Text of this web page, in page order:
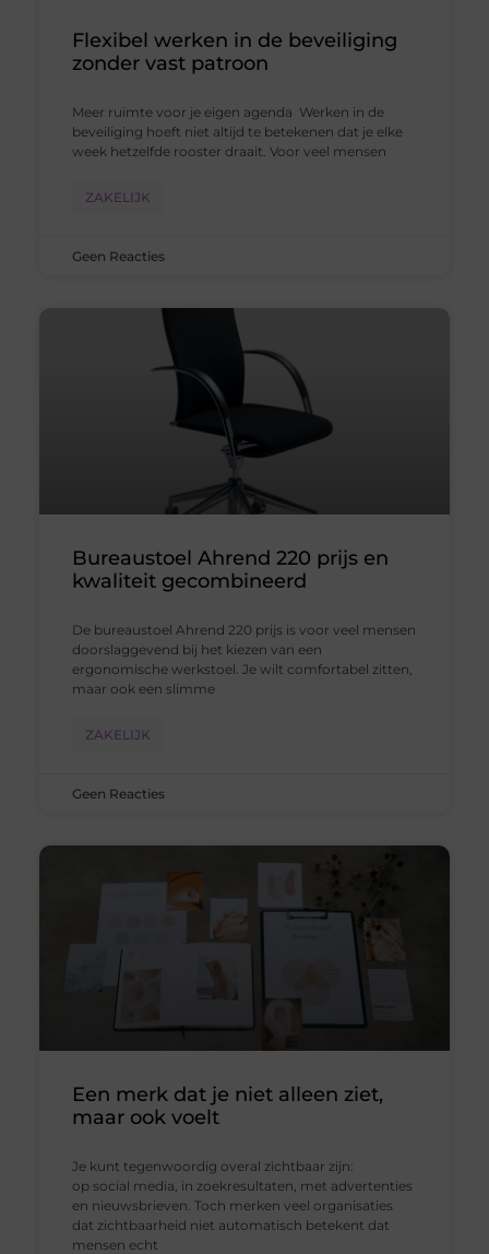
Flexibel werken in de beveiliging
zonder vast patroon
Meer ruimte voor je eigen agenda Werken in de
beveiliging hoeft niet altijd te betekenen dat je elke
week hetzelfde rooster draait. Voor veel mensen
ZAKELIJK
Geen Reacties
Bureaustoel Ahrend 220 prijs en
kwaliteit gecombineerd
De bureaustoel Ahrend 220 prijs is voor veel mensen
doorslaggevend bij het kiezen van een
ergonomische werkstoel. Je wilt comfortabel zitten,
maar ook een slimme
ZAKELIJK
Geen Reacties
Een merk dat je niet alleen ziet,
maar ook voelt
Je kunt tegenwoordig overal zichtbaar zijn:
op social media, in zoekresultaten, met advertenties
en nieuwsbrieven. Toch merken veel organisaties
dat zichtbaarheid niet automatisch betekent dat
mensen echt